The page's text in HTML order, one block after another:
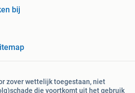
bij
zover wettelijk toegestaan, niet
die voortkomt uit het gebruik